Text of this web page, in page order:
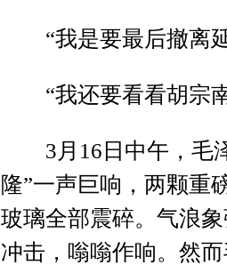
“我是要最后撤离
“我还要看看胡宗南
3月16日中午，毛泽
隆”一声巨响，两颗重
玻璃全部震碎。气浪
冲击，嗡嗡作响。然